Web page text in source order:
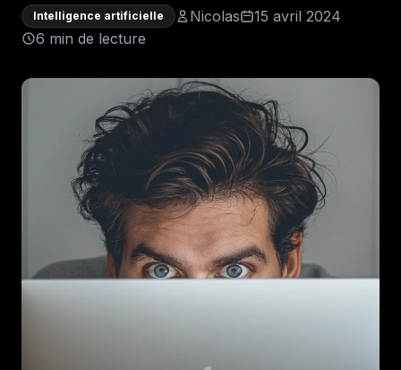
Intelligence artificielle Nicolas
15 avril 2024
6 min de lecture